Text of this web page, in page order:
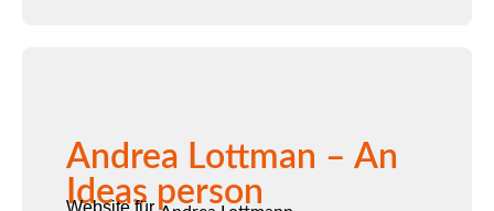
Andrea Lottman – An
Ideas person